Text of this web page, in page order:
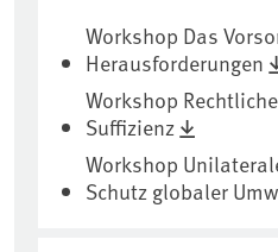
Workshop Das
Herausforderungen
Workshop
Suffizienz
Workshop
Schutz globaler